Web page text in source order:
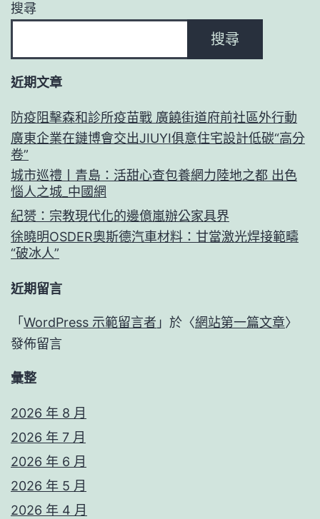
搜尋
搜尋
近期文章
防疫阻擊森和診所疫苗戰 廣饒街道府前社區外行動
廣東企業在鏈博會交出JIUYI俱意住宅設計低碳“高分
卷”
城市巡禮丨青島：活甜心查包養網力陸地之都 出色
惱人之城_中國網
紀赟：宗教現代化的邊億嵐辦公家具界
徐曉明OSDER奧斯德汽車材料：甘當激光焊接範疇
“破冰人”
近期留言
「 WordPress 示範留言者 」於〈網站第一篇文章〉
發佈留言
彙整
2026 年 8 月
2026 年 7 月
2026 年 6 月
2026 年 5 月
2026 年 4 月